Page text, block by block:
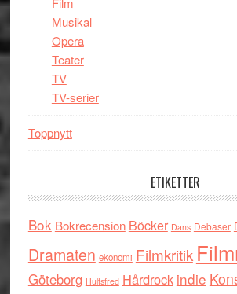
Musikal
Opera
Teater
TV
TV-serier
Toppnytt
ETIKETTER
Bok Bokrecension Böcker Dans Debaser
Dramaten ekonomi Filmkritik
Göteborg Hultsfred Hårdrock indie